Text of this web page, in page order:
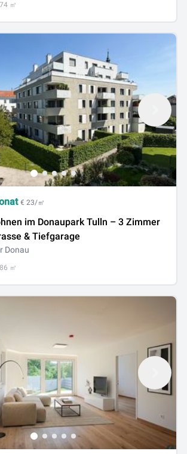
74 ㎡
€ 23/㎡
im Donaupark Tulln – 3 Zimmer
& Tiefgarage
Donau
86 ㎡